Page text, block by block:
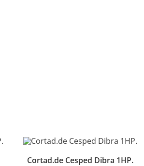
Cortad.de Cesped Dibra 1HP.